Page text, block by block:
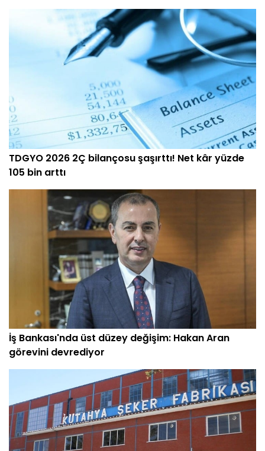
TDGYO 2026 2Ç bilançosu şaşırttı! Net kâr yüzde
105 bin arttı
İş Bankası'nda üst düzey değişim: Hakan Aran
görevini devrediyor